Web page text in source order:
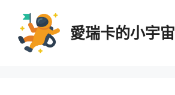
愛瑞卡的小宇宙